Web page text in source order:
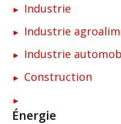
Industrie
Industrie
Industrie
Construction
Énergie